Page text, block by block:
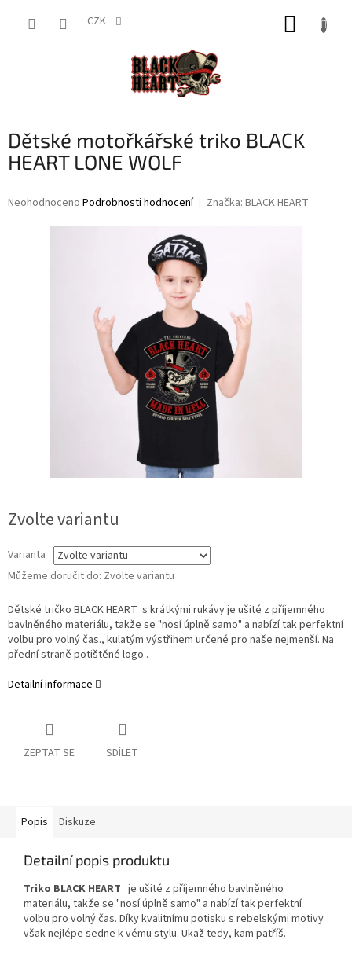
CZK
Dětské motořkářské triko BLACK
HEART LONE WOLF
Průměrné
Neohodnoceno Podrobnosti hodnocení Značka: BLACK HEART
Zvolte variantu
Varianta
Můžeme doručit do: Zvolte variantu
Dětské tričko BLACK HEART s krátkými rukávy je ušité z příjemného
bavlněného materiálu, takže se "nosí úplně samo" a nabízí tak perfektní
volbu pro volný čas., kulatým výstřihem určené pro naše nejmenší. Na
přední straně potištěné logo .
Detailní informace
ZEPTAT SE SDÍLET
Popis Diskuze
Detailní popis produktu
Triko BLACK HEART je ušité z příjemného bavlněného
materiálu, takže se "nosí úplně samo" a nabízí tak perfektní
volbu pro volný čas. Díky kvalitnímu potisku s rebelskými motivy
však nejlépe sedne k vému stylu. Ukaž tedy, kam patříš.